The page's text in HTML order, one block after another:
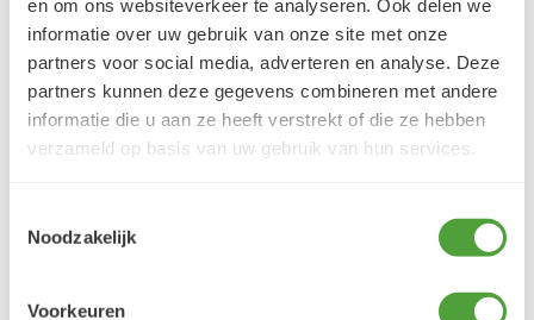
en om ons websiteverkeer te analyseren. Ook delen we
informatie over uw gebruik van onze site met onze
partners voor social media, adverteren en analyse. Deze
partners kunnen deze gegevens combineren met andere
informatie die u aan ze heeft verstrekt of die ze hebben
verzameld op basis van uw gebruik van hun services.
Noodzakelijk
Voorkeuren
Klantbeoordelingen
9.5/10 (1365 beoordelingen)
5/5